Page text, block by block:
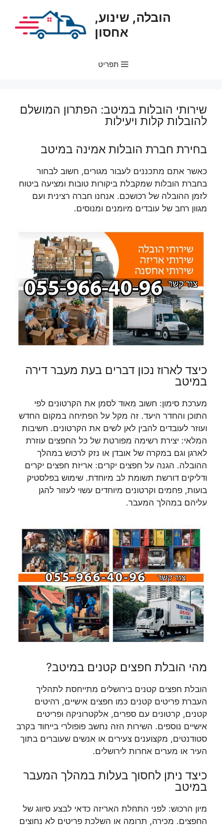
הובלה, שינוע,
אחסון
תפריט
שירותי הובלות במיטב: הפתרון המושלם
להובלות קלות ויעילות
בחירת חברת הובלות אמינה במיטב
כאשר אתם מתכננים לעבור מגורים, חשוב לבחור
בחברת הובלות שמקבלת ביקורות טובות ומציעה ביטוח
לזמן ההובלה של רכושכם. אנחנו חברה רצינית ועם
מגוון רחב של עובדים מיומנים ומנוסים.
כיצד לארוז נכון דברים בעת מעבר דירה
במיטב
מערכת סימון: חשוב מאוד לסמן את הקרטונים לפי
התוכן והחדר היעד. זה מקל על הפתיחה במקום החדש
ועוזר לעובדים להבין לאן לשים את הקרטונים. חשיבות
המלאי: יצירת רשימה מפורטת של כל החפצים עוזרת
לארגן וגם במקרה של אובדן או נזק לרכוש במהלך
ההובלה. הגנה על חפצים יקרים: אריזת חפצים יקרים
ודליקים דורשת תשומת לב מיוחדת. שימוש בפלסטיק
בועות, פחמים וקרטונים מיוחדים עשוי לעזור להגן
עליהם במהלך המעבר.
מהי הובלת חפצים קטנים במיטב?
הובלת חפצים קטנים בירושלים מתייחסת לתהליך
העברת פריטים קטנים כמו חפצים אישיים, רהיטים
קטנים, קרטונים עם ספרים, אלקטרוניקה ופריטים
אישיים נוספים. השירות הזה נחשב פופולרי בייחוד בקרב
סטודנטים, מקצוענים צעירים או אנשים שעוברים בתוך
העיר או מערים אחרות לירושלים.
כיצד ניתן לחסוך בעלות במהלך המעבר
במיטב
מיון הרכוש: לפני התחלת האריזה כדאי לבצע סיווג של
החפצים. מכירה, תרומה או השלכת פריטים לא נחוצים